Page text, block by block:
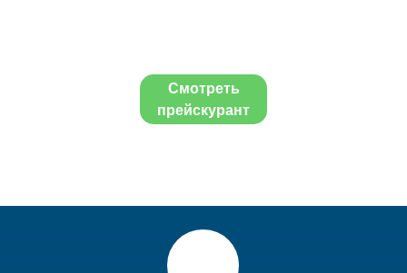
Смотреть
прейскурант